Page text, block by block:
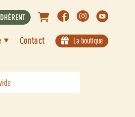
Aller
Contact La boutique